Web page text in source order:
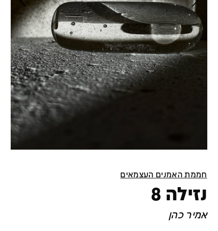
חממת האמנים העצמאים
נזילה 8
אמיר כהן